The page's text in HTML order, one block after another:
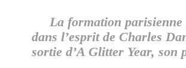
La formation parisienne
dans l’esprit de Charles
sortie d’A Glitter Year, son